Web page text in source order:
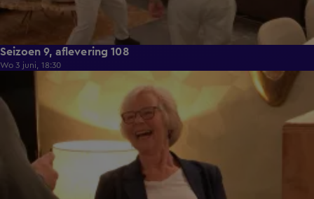
Seizoen 9, aflevering 108
Wo 3 juni, 18:30